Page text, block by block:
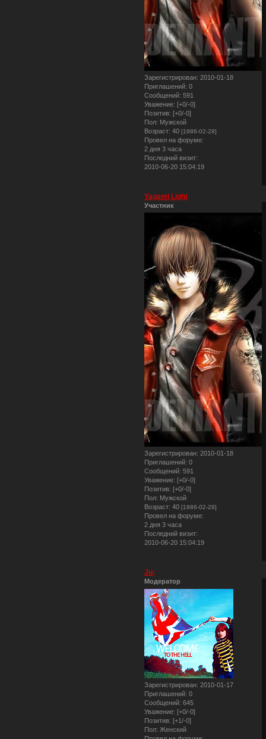
Зарегистрирован: 2010-01-18
Приглашений: 0
Сообщений: 591
Уважение: [+0/-0]
Позитив: [+0/-0]
Пол: Мужской
Возраст: 40 [1986-02-28]
Провел на форуме:
2 дня 3 часа
Последний визит:
2010-06-20 15:04:19
Yagami Light
Участник
Зарегистрирован: 2010-01-18
Приглашений: 0
Сообщений: 591
Уважение: [+0/-0]
Позитив: [+0/-0]
Пол: Мужской
Возраст: 40 [1986-02-28]
Провел на форуме:
2 дня 3 часа
Последний визит:
2010-06-20 15:04:19
Ju;
Модератор
Зарегистрирован: 2010-01-17
Приглашений: 0
Сообщений: 645
Уважение: [+0/-0]
Позитив: [+1/-0]
Пол: Женский